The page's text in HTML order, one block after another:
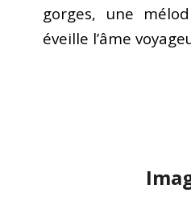
gorges, une
éveille l’âme